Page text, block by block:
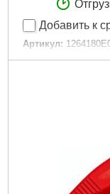
Добавить к
Артикул:
Код товара: